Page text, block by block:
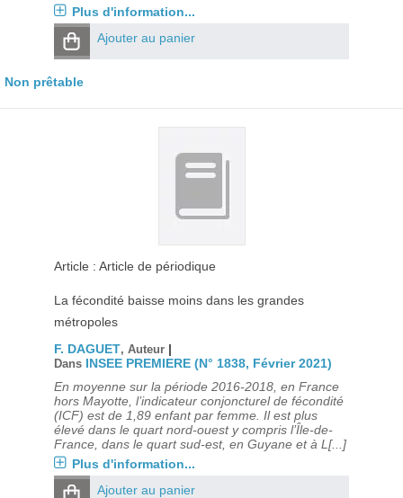
Plus d'information...
Ajouter au panier
Non prêtable
Article : Article de périodique
La fécondité baisse moins dans les grandes
métropoles
F. DAGUET, Auteur |
Dans INSEE PREMIERE (N° 1838, Février 2021)
En moyenne sur la période 2016-2018, en France
hors Mayotte, l’indicateur conjoncturel de fécondité
(ICF) est de 1,89 enfant par femme. Il est plus
élevé dans le quart nord-ouest y compris l’Île-de-
France, dans le quart sud-est, en Guyane et à L[...]
Plus d'information...
Ajouter au panier